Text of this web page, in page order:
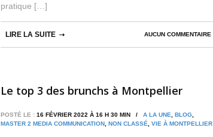
pratique […]
AUCUN COMMENTAIRE
LIRE LA SUITE
Le top 3 des brunchs à Montpellier
POSTÉ LE : 16 FÉVRIER 2022 À 16 H 30 MIN / A LA UNE BLOG
MASTER 2 MEDIA COMMUNICATION NON CLASSÉ VIE À MONTPELLIER